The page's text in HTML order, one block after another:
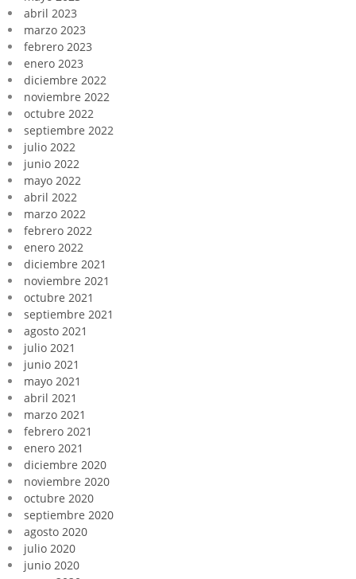
abril 2023
marzo 2023
febrero 2023
enero 2023
diciembre 2022
noviembre 2022
octubre 2022
septiembre 2022
julio 2022
junio 2022
mayo 2022
abril 2022
marzo 2022
febrero 2022
enero 2022
diciembre 2021
noviembre 2021
octubre 2021
septiembre 2021
agosto 2021
julio 2021
junio 2021
mayo 2021
abril 2021
marzo 2021
febrero 2021
enero 2021
diciembre 2020
noviembre 2020
octubre 2020
septiembre 2020
agosto 2020
julio 2020
junio 2020